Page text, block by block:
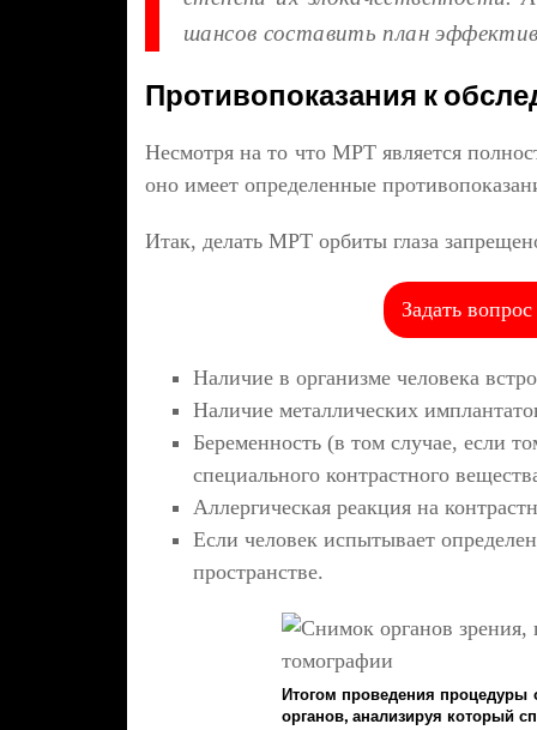
шансов составить план
Противопоказания к
Несмотря на то что МРТ является
оно имеет определенные
Итак, делать МРТ орбиты глаза
Задать
Наличие в организме человека
Наличие металлических
Беременность (в том случае, если
специального контрастного
Аллергическая реакция на
Если человек испытывает
пространстве.
Итогом проведения процедуры
органов, анализируя который